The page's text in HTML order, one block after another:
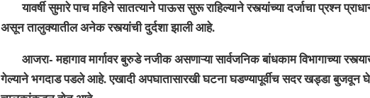
यावर्षी सुमारे पाच महिने सातत्याने पाऊस सुरू राहिल्याने रस्त्यांच्या दर्जाचा प्रश्न
असून तालुक्यातील अनेक रस्त्यांची दुर्दशा झाली आहे.
आजरा- महागाव मार्गावर बुरुडे नजीक असणाऱ्या सार्वजनिक बांधकाम विभागाच्या
गेल्याने भगदाड पडले आहे. एखादी अपघातासारखी घटना घडण्यापूर्वीच सदर खड्डा बुजवून